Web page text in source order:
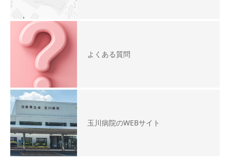
よくある質問
玉川病院のWEBサイト